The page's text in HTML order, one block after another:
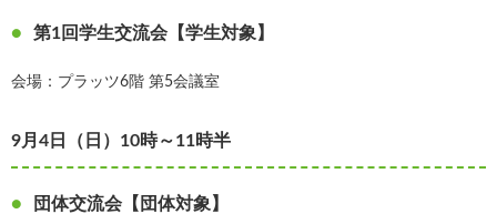
第1回学生交流会【学生対象】
会場：プラッツ6階 第5会議室
9月4日（日）10時～11時半
団体交流会【団体対象】